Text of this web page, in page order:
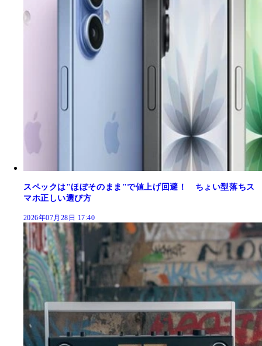
スペックは"ほぼそのまま"で値上げ回避！ ちょい型落ちス
マホ正しい選び方
2026年07月28日 17:40